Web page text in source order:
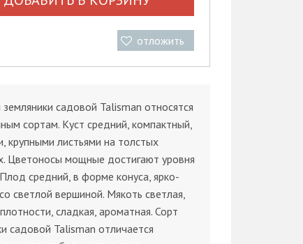
отложить
садовой Talisman относятся
сортам. Куст средний, компактный,
крупными листьями на толстых
Цветоносы мощные достигают уровня
средний, в форме конуса, ярко-
светлой вершиной. Мякоть светлая,
сладкая, ароматная. Сорт
садовой Talisman отличается